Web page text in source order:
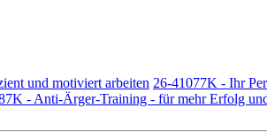
und motiviert arbeiten 26-41077K - Ihr
- Anti-Ärger-Training - für mehr Erfolg